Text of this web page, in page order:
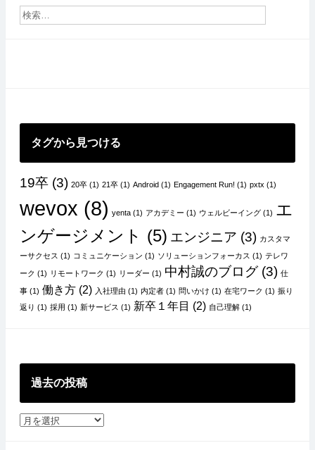
ン
タグから見つける
19卒(3) 20卒(1) 21卒(1) Android(1) Engagement Run! (1) pxtx (1)
wevox (8) yenta(1) アカデミー (1) ウェルビーイング(1) エ
ンゲージメント (5) エンジニア (3) カスタマ
ーサクセス (1) コミュニケーション (1) ソリューションフォーカス (1) テレワ
ーク (1) リモートワーク (1) リーダー (1) 中村誠のブログ(3) 仕
事(1) 働き方(2) 入社理由 (1) 内定者(1) 問いかけ (1) 在宅ワーク (1) 振り
返り (1) 採用 (1) 新サービス (1) 新卒１年目 (2) 自己理解(1)
過去の投稿
過